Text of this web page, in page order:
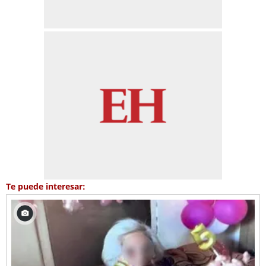
Te puede interesar: